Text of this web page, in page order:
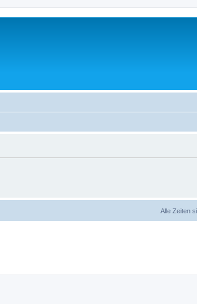
Alle Zeiten